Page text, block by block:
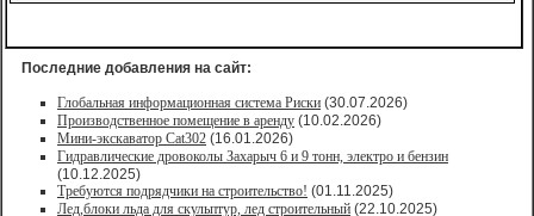
Последние добавления на сайт:
Глобальная информационная система Риски (30.07.2026)
Производственное помещение в аренду (10.02.2026)
Мини-экскаватор Cat302 (16.01.2026)
Гидравлические дровоколы Захарыч 6 и 9 тонн, электро и бензин
(10.12.2025)
Требуются подрядчики на строительство! (01.11.2025)
Лед,блоки льда для скульптур, лед строительный (22.10.2025)